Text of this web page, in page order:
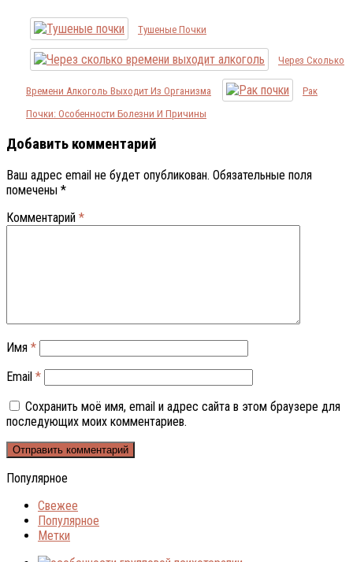
Тушеные Почки
Через Сколько
Времени Алкоголь Выходит Из Организма
Рак
Почки: Особенности Болезни И Причины
Добавить комментарий
Ваш адрес email не будет опубликован. Обязательные поля
помечены *
Комментарий *
Имя *
Email *
Сохранить моё имя, email и адрес сайта в этом браузере для
последующих моих комментариев.
Популярное
Свежее
Популярное
Метки